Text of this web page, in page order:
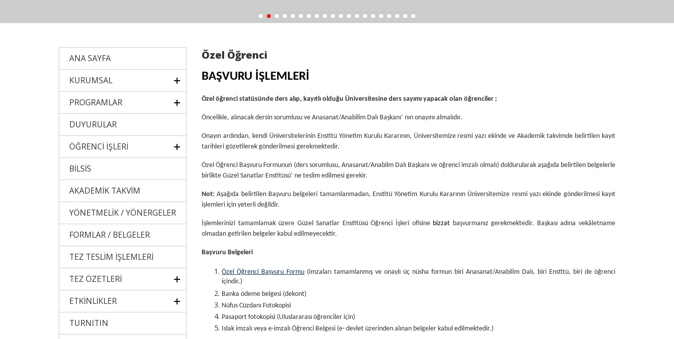
ANA SAYFA
KURUMSAL
PROGRAMLAR
DUYURULAR
ÖĞRENCİ İŞLERİ
BİLSİS
AKADEMİK TAKVİM
YÖNETMELİK / YÖNERGELER
FORMLAR / BELGELER
TEZ TESLİM İŞLEMLERİ
TEZ ÖZETLERİ
ETKİNLİKLER
TURNITIN
Özel Öğrenci
BAŞVURU İŞLEMLERİ
Özel öğrenci statüsünde ders alıp, kayıtlı olduğu Üniversitesine ders sayımı yapacak olan öğrenciler ;
Öncelikle, alınacak dersin sorumlusu ve Anasanat/Anabilim Dalı Başkanı’ nın onayını almalıdır.
Onayın ardından, kendi Üniversitelerinin Enstitü Yönetim Kurulu Kararının, Üniversitemize resmi yazı ekinde ve Akademik takvimde belirtilen kayıt
tarihleri gözetilerek gönderilmesi gerekmektedir.
Özel Öğrenci Başvuru Formunun (ders sorumlusu, Anasanat/Anabilm Dalı Başkanı ve öğrenci imzalı olmalı) doldurularak aşağıda belirtilen belgelerle
birlikte Güzel Sanatlar Enstitüsü’ ne teslim edilmesi gerekir.
Not:Aşağıda belirtilen Başvuru belgeleri tamamlanmadan, Enstitü Yönetim Kurulu Kararının Üniversitemize resmi yazı ekinde gönderilmesi kayıt
işlemleri için yeterli değildir.
İşlemlerinizi tamamlamak üzere Güzel Sanatlar Enstitüsü Öğrenci İşleri ofisine bizzat başvurmanız gerekmektedir. Başkası adına vekâletname
olmadan getirilen belgeler kabul edilmeyecektir.
Başvuru Belgeleri
Özel Öğrenci Başvuru Formu (imzaları tamamlanmış ve onaylı üç nüsha formun biri Anasanat/Anabilim Dalı, biri Enstitü, biri de öğrenci
içindir.)
Banka ödeme belgesi (dekont)
Nüfus Cüzdanı Fotokopisi
Pasaport fotokopisi (Uluslararası öğrenciler için)
Islak imzalı veya e-imzalı Öğrenci Belgesi (e- devlet üzerinden alınan belgeler kabul edilmektedir.)